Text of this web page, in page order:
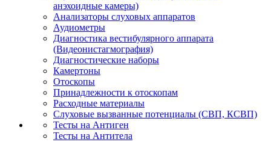
анэхоидные камеры)
Анализаторы слуховых аппаратов
Аудиометры
Диагностика вестибулярного аппарата
(Видеонистагмография)
Диагностические наборы
Камертоны
Отоскопы
Принадлежности к отоскопам
Расходные материалы
Слуховые вызванные потенциалы (СВП, КСВП)
Тесты на Антиген
Тесты на Антитела